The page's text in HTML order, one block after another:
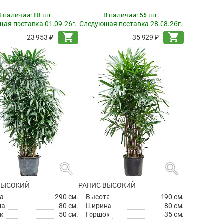
наличии:88 шт.
поставка 01.09.26г.
23 953 ₽
shopping_cart
В наличии: 55 шт.
Следующая поставка 28.08.26г.
35 929 ₽
shopping_cart
search
290 см.
80 см.
50 см.
search
РАПИС ВЫСОКИЙ
Высота
190 см.
Ширина
80 см.
Горшок
35 см.